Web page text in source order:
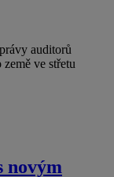
auditorů
ve střetu
novým